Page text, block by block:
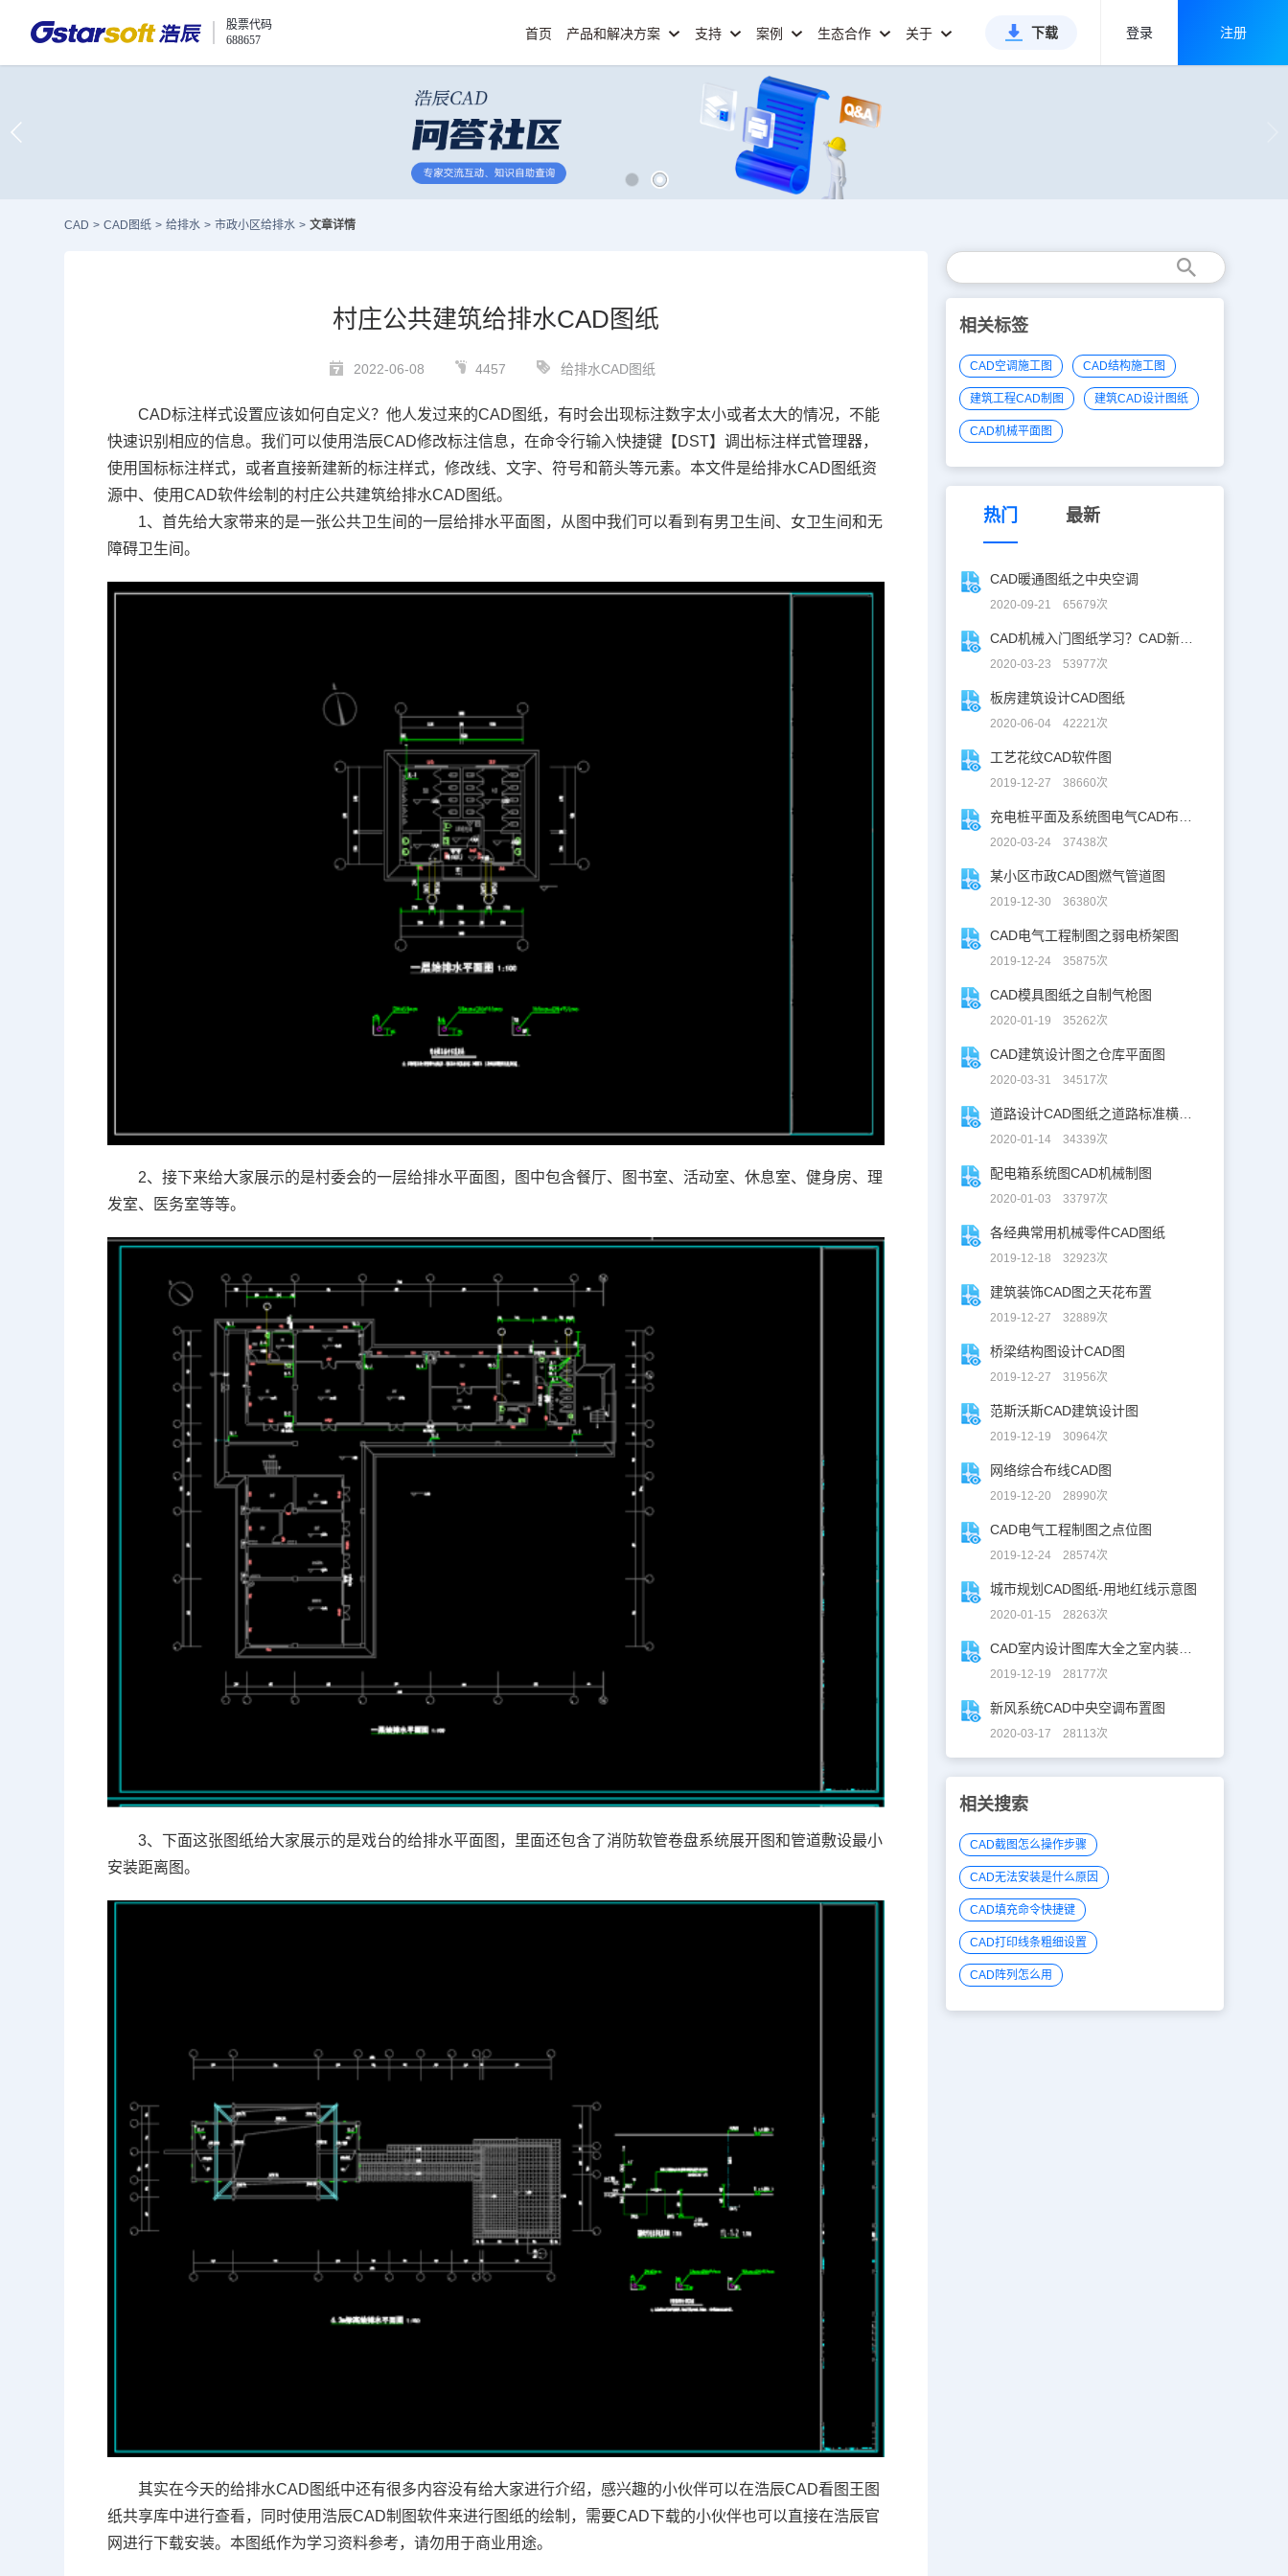
股票代码
688657
首页 产品和解决方案 支持 案例 生态合作 关于 下载 登录 注册
CAD > CAD图纸 > 给排水 > 市政小区给排水 > 文章详情
村庄公共建筑给排水CAD图纸
2022-06-08 4457 给排水CAD图纸
CAD标注样式设置应该如何自定义？他人发过来的CAD图纸，有时会出现标注数字太小或者太大的情况，不能
快速识别相应的信息。我们可以使用浩辰CAD修改标注信息，在命令行输入快捷键【DST】调出标注样式管理器，
使用国标标注样式，或者直接新建新的标注样式，修改线、文字、符号和箭头等元素。本文件是给排水CAD图纸资
源中、使用CAD软件绘制的村庄公共建筑给排水CAD图纸。
1、首先给大家带来的是一张公共卫生间的一层给排水平面图，从图中我们可以看到有男卫生间、女卫生间和无
障碍卫生间。
2、接下来给大家展示的是村委会的一层给排水平面图，图中包含餐厅、图书室、活动室、休息室、健身房、理
发室、医务室等等。
3、下面这张图纸给大家展示的是戏台的给排水平面图，里面还包含了消防软管卷盘系统展开图和管道敷设最小
安装距离图。
其实在今天的给排水CAD图纸中还有很多内容没有给大家进行介绍，感兴趣的小伙伴可以在浩辰CAD看图王图
纸共享库中进行查看，同时使用浩辰CAD制图软件来进行图纸的绘制，需要CAD下载的小伙伴也可以直接在浩辰官
网进行下载安装。本图纸作为学习资料参考，请勿用于商业用途。
相关标签
CAD空调施工图 CAD结构施工图
建筑工程CAD制图 建筑CAD设计图纸
CAD机械平面图
热门 最新
CAD暖通图纸之中央空调
2020-09-21 65679次
2020-03-23 53977次
板房建筑设计CAD图纸
2020-06-04 42221次
工艺花纹CAD软件图
2019-12-27 38660次
2020-03-24 37438次
某小区市政CAD图燃气管道图
2019-12-30 36380次
CAD电气工程制图之弱电桥架图
2019-12-24 35875次
CAD模具图纸之自制气枪图
2020-01-19 35262次
CAD建筑设计图之仓库平面图
2020-03-31 34517次
2020-01-14 34339次
配电箱系统图CAD机械制图
2020-01-03 33797次
各经典常用机械零件CAD图纸
2019-12-18 32923次
建筑装饰CAD图之天花布置
2019-12-27 32889次
桥梁结构图设计CAD图
2019-12-27 31956次
范斯沃斯CAD建筑设计图
2019-12-19 30964次
网络综合布线CAD图
2019-12-20 28990次
CAD电气工程制图之点位图
2019-12-24 28574次
城市规划CAD图纸-用地红线示意图
2020-01-15 28263次
2019-12-19 28177次
新风系统CAD中央空调布置图
2020-03-17 28113次
相关搜索
CAD截图怎么操作步骤
CAD无法安装是什么原因
CAD填充命令快捷键
CAD打印线条粗细设置
CAD阵列怎么用